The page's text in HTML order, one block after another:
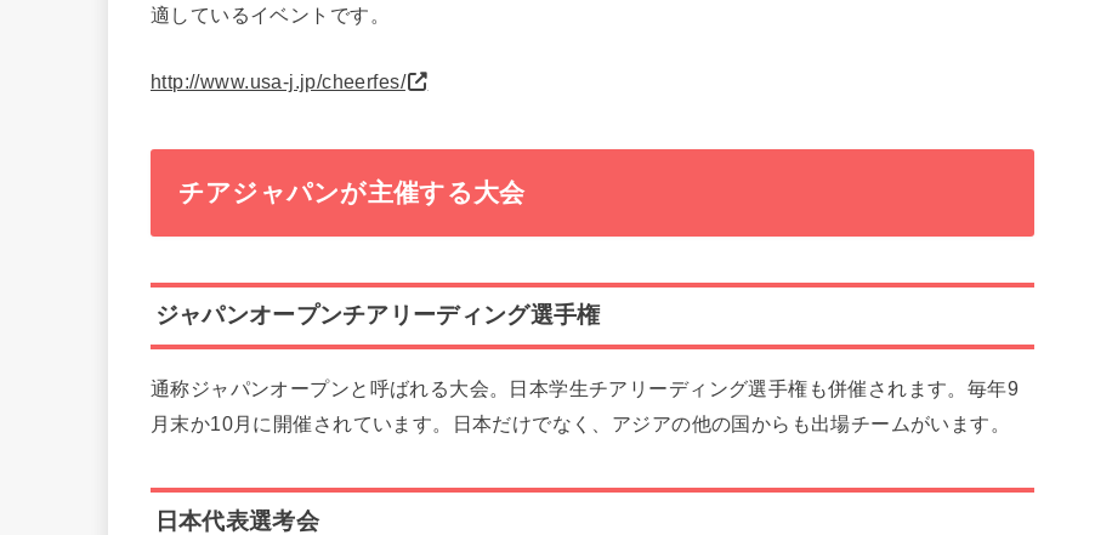
適しているイベントです。
http://www.usa-j.jp/cheerfes/
チアジャパンが主催する大会
ジャパンオープンチアリーディング選手権
通称ジャパンオープンと呼ばれる大会。日本学生チアリーディング選手権も併催されます。毎年9
月末か10月に開催されています。日本だけでなく、アジアの他の国からも出場チームがいます。
日本代表選考会